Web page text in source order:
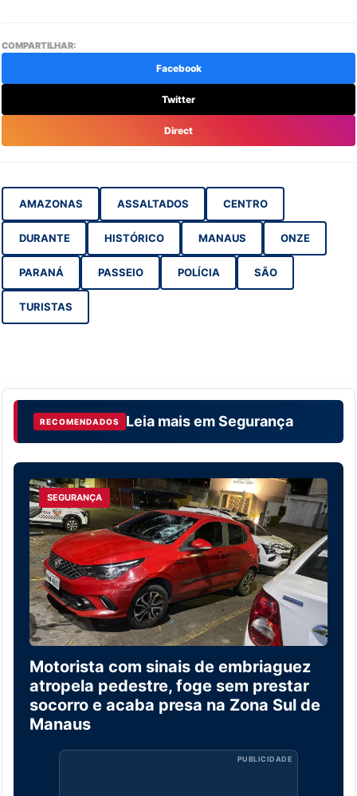
COMPARTILHAR:
Facebook
Twitter
Direct
AMAZONAS ASSALTADOS CENTRO
DURANTE HISTÓRICO MANAUS ONZE
PARANÁ PASSEIO POLÍCIA SÃO
TURISTAS
RECOMENDADOS Leia mais emSegurança
SEGURANÇA
Motorista com sinais de embriaguez
atropela pedestre, foge sem prestar
socorro e acaba presa na Zona Sul de
Manaus
PUBLICIDADE